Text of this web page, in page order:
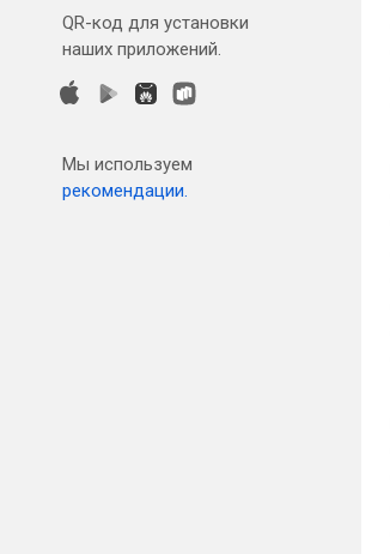
QR-код для установки
наших приложений.
Мы используем
рекомендации.